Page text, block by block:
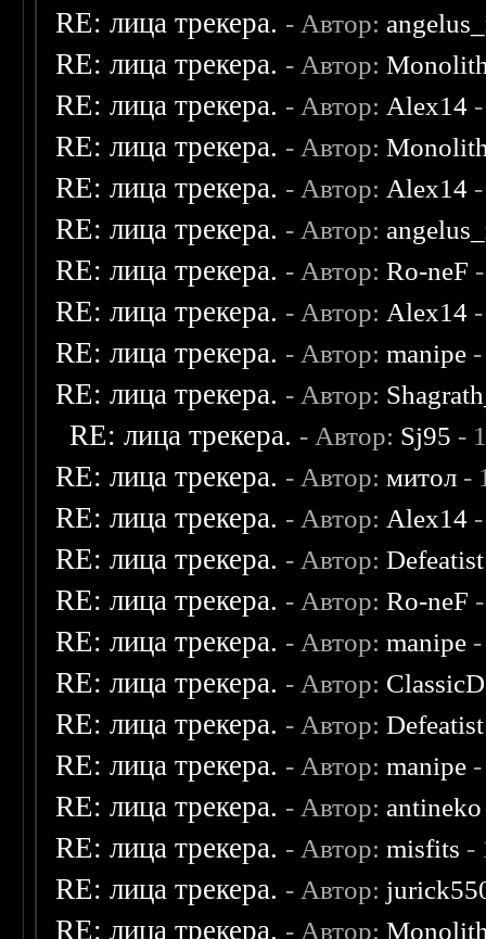
RE: лица трекера. - Автор:
RE: лица трекера. - Автор:
RE: лица трекера. - Автор: Alex14
RE: лица трекера. - Автор:
RE: лица трекера. - Автор: Alex14
RE: лица трекера. - Автор:
RE: лица трекера. - Автор:Ro-neF
RE: лица трекера. - Автор: Alex14
RE: лица трекера. - Автор:manipe
RE: лица трекера. - Автор:
RE: лица трекера. - Автор: Sj95 -
RE: лица трекера. - Автор:митол -
RE: лица трекера. - Автор: Alex14
RE: лица трекера. - Автор:Defeatist
RE: лица трекера. - Автор:Ro-neF
RE: лица трекера. - Автор:manipe
RE: лица трекера. - Автор:
RE: лица трекера. - Автор:Defeatist
RE: лица трекера. - Автор:manipe
RE: лица трекера. - Автор: antineko
RE: лица трекера. - Автор:misfits -
RE: лица трекера. - Автор:
RE: лица трекера. - Автор: